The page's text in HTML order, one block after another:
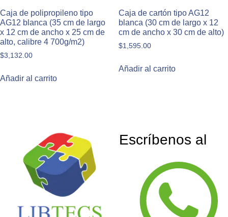
Caja de polipropileno tipo
AG12 blanca (35 cm de largo
x 12 cm de ancho x 25 cm de
alto, calibre 4 700g/m2)
$3,132.00
Añadir al carrito
Caja de cartón tipo AG12
blanca (30 cm de largo x 12
cm de ancho x 30 cm de alto)
$1,595.00
Añadir al carrito
Escríbenos al